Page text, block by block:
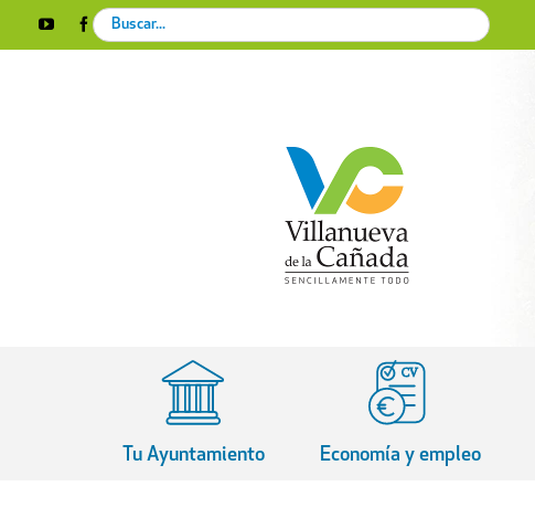
YouTubeFacebookInstagram
X
Search
for:
Tu Ayuntamiento Economía y empleo